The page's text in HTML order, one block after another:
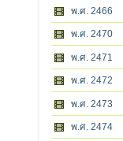
พ.ศ. 2466
พ.ศ. 2470
พ.ศ. 2471
พ.ศ. 2472
พ.ศ. 2473
พ.ศ. 2474